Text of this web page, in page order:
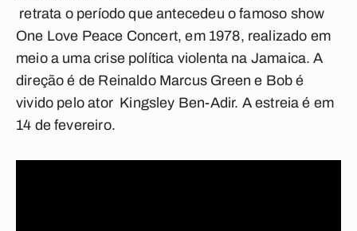
retrata o período que antecedeu o famoso show
One Love Peace Concert, em 1978, realizado em
meio a uma crise política violenta na Jamaica. A
direção é de Reinaldo Marcus Green e Bob é
vivido pelo ator Kingsley Ben-Adir. A estreia é em
14 de fevereiro.